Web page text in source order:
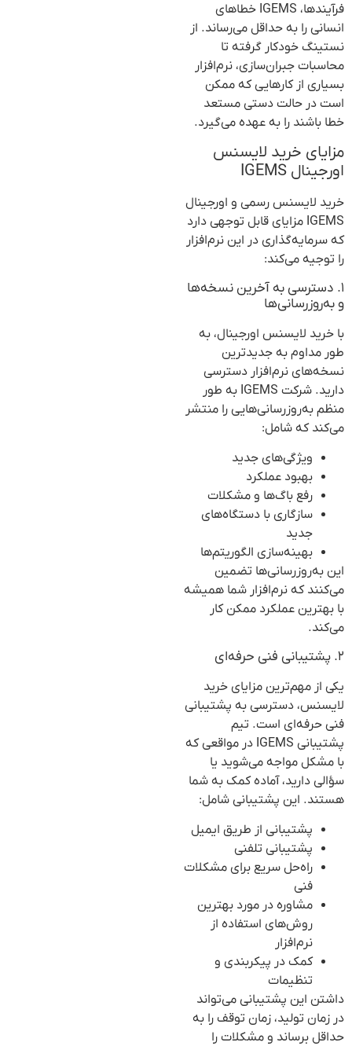
فرآیندها، IGEMS خطاهای
انسانی را به حداقل می‌رساند. از
نستینگ خودکار گرفته تا
محاسبات جبران‌سازی، نرم‌افزار
بسیاری از کارهایی که ممکن
است در حالت دستی مستعد
خطا باشند را به عهده می‌گیرد.
مزایای خرید لایسنس
اورجینال IGEMS
خرید لایسنس رسمی و اورجینال
IGEMS مزایای قابل توجهی دارد
که سرمایه‌گذاری در این نرم‌افزار
را توجیه می‌کند:
۱. دسترسی به آخرین نسخه‌ها
و به‌روزرسانی‌ها
با خرید لایسنس اورجینال، به
طور مداوم به جدیدترین
نسخه‌های نرم‌افزار دسترسی
دارید. شرکت IGEMS به طور
منظم به‌روزرسانی‌هایی را منتشر
می‌کند که شامل:
ویژگی‌های جدید
بهبود عملکرد
رفع باگ‌ها و مشکلات
سازگاری با دستگاه‌های
جدید
بهینه‌سازی الگوریتم‌ها
این به‌روزرسانی‌ها تضمین
می‌کنند که نرم‌افزار شما همیشه
با بهترین عملکرد ممکن کار
می‌کند.
۲. پشتیبانی فنی حرفه‌ای
یکی از مهم‌ترین مزایای خرید
لایسنس، دسترسی به پشتیبانی
فنی حرفه‌ای است. تیم
پشتیبانی IGEMS در مواقعی که
با مشکل مواجه می‌شوید یا
سؤالی دارید، آماده کمک به شما
هستند. این پشتیبانی شامل:
پشتیبانی از طریق ایمیل
پشتیبانی تلفنی
راه‌حل سریع برای مشکلات
فنی
مشاوره در مورد بهترین
روش‌های استفاده از
نرم‌افزار
کمک در پیکربندی و
تنظیمات
داشتن این پشتیبانی می‌تواند
در زمان تولید، زمان توقف را به
حداقل برساند و مشکلات را